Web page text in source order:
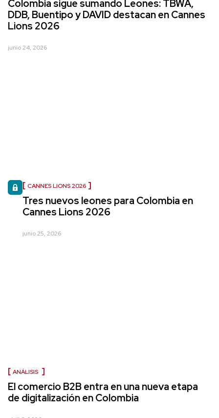
Colombia sigue sumando Leones: TBWA,
DDB, Buentipo y DAVID destacan en Cannes
Lions 2026
junio 24, 2026
CANNES LIONS 2026
Tres nuevos leones para Colombia en
Cannes Lions 2026
junio 25, 2026
ANÁLISIS
El comercio B2B entra en una nueva etapa
de digitalización en Colombia